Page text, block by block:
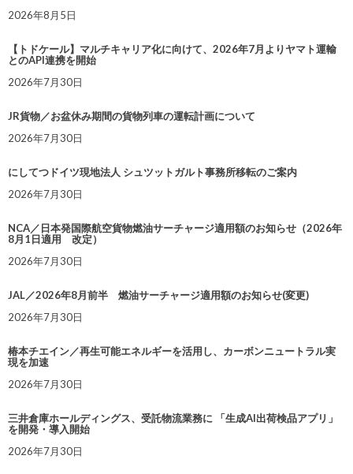
2026年8月5日
【トドケール】マルチキャリア化に向けて、2026年7月よりヤマト運輸
とのAPI連携を開始
2026年7月30日
JR貨物／お盆休み期間の貨物列車の運転計画について
2026年7月30日
にしてつドイツ現地法人 シュツットガルト事務所移転のご案内
2026年7月30日
NCA／日本発国際航空貨物燃油サーチャージ適用額のお知らせ（2026年
8月1日適用 改定）
2026年7月30日
JAL／2026年8月前半 燃油サーチャージ適用額のお知らせ(変更)
2026年7月30日
椿本チエイン／再生可能エネルギーを活用し、カーボンニュートラル実
現を加速
2026年7月30日
三井倉庫ホールディングス、受託物流業務に 「生成AI出荷検品アプリ」
を開発・導入開始
2026年7月30日